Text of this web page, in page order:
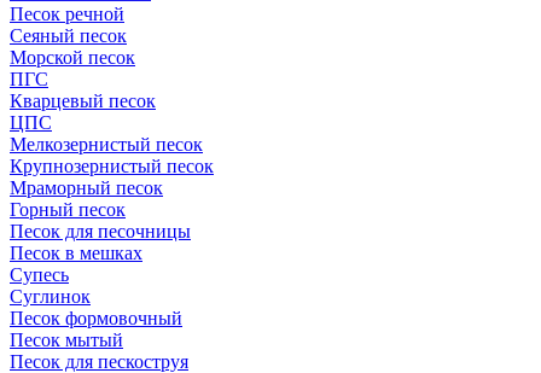
Песок речной
Сеяный песок
Морской песок
ПГС
Кварцевый песок
ЦПС
Мелкозернистый песок
Крупнозернистый песок
Мраморный песок
Горный песок
Песок для песочницы
Песок в мешках
Супесь
Суглинок
Песок формовочный
Песок мытый
Песок для пескоструя